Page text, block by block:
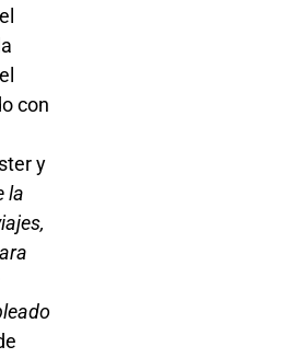
con
y
la